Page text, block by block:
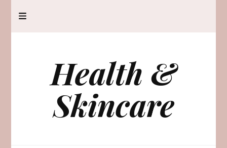
Health &
Skincare